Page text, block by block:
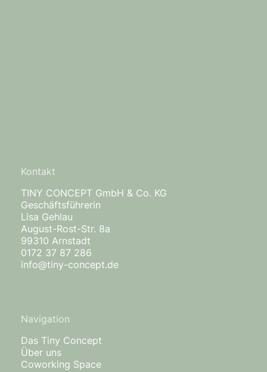
Kontakt
TINY CONCEPT GmbH & Co. KG
Geschäftsführerin
Lisa Gehlau
August-Rost-Str. 8a
99310 Arnstadt
0172 37 87 286
info@tiny-concept.de
Navigation
Das Tiny Concept
Über uns
Coworking Space